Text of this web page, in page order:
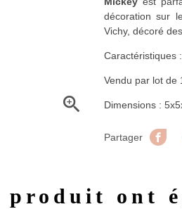

décoration sur
Vichy, décoré
Caractéristiques :
Vendu par lot de
Dimensions :
Partager
ont